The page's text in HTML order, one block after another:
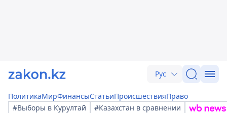
Рус
ПолитикаМирФинансыСтатьиПроисшествияПраво
#Выборы в Курултай
#Казахстан в сравнении